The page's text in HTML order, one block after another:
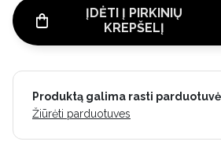
ĮDĖTI Į PIRKINIŲ
KREPŠELĮ
Produktą galima rasti
Žiūrėti parduotuves